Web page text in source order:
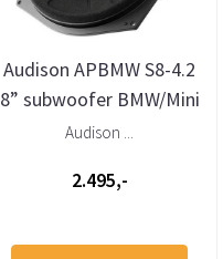
Audison APBMW S8-4.2
8” subwoofer BMW/Mini
4 Ohm (stk)
Audison ...
2.495,-